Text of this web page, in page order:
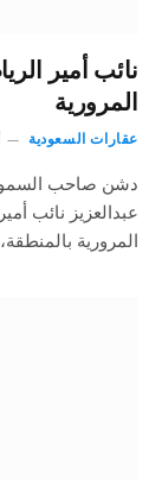
نائب أمير
المرورية
عقارات السعودية
دشن صاحب السمو
عبدالعزيز نائب
المرورية